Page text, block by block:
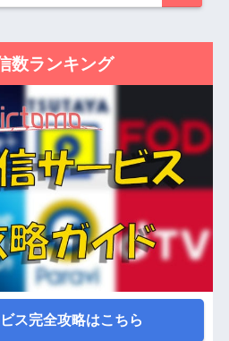
数ランキング
ス完全攻略はこちら